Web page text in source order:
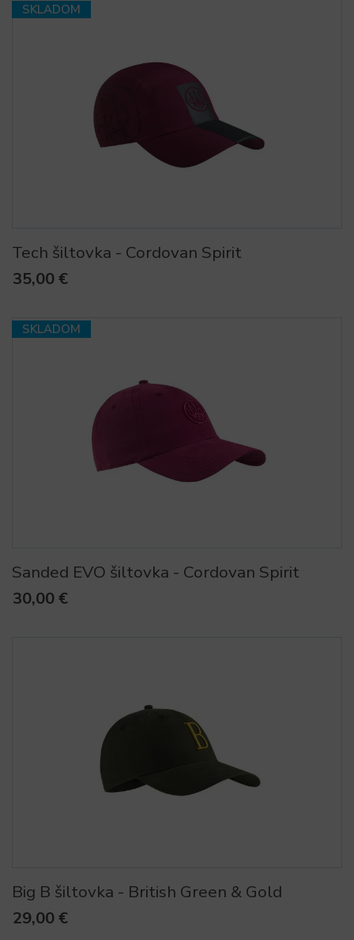
SKLADOM
Tech šiltovka - Cordovan Spirit
35,00 €
SKLADOM
Sanded EVO šiltovka - Cordovan Spirit
30,00 €
Big B šiltovka - British Green & Gold
29,00 €